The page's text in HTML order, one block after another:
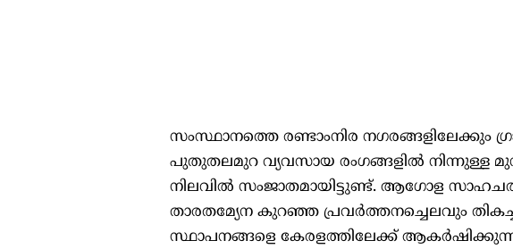
സംസ്ഥാനത്തെ രണ്ടാംനിര നഗരങ്ങളിലേക്കും
പുതുതലമുറ വ്യവസായ രംഗങ്ങളിൽ നിന്നുള്ള
നിലവിൽ സംജാതമായിട്ടുണ്ട്. ആഗോള
താരതമ്യേന കുറഞ്ഞ പ്രവർത്തനച്ചെലവും
സ്ഥാപനങ്ങളെ കേരളത്തിലേക്ക്